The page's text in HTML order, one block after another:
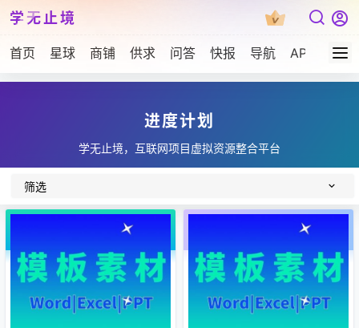
学无止境
首页 星球 商铺 供求 问答 快报 导航 APP下载
进度计划
学无止境，互联网项目虚拟资源整合平台
筛选